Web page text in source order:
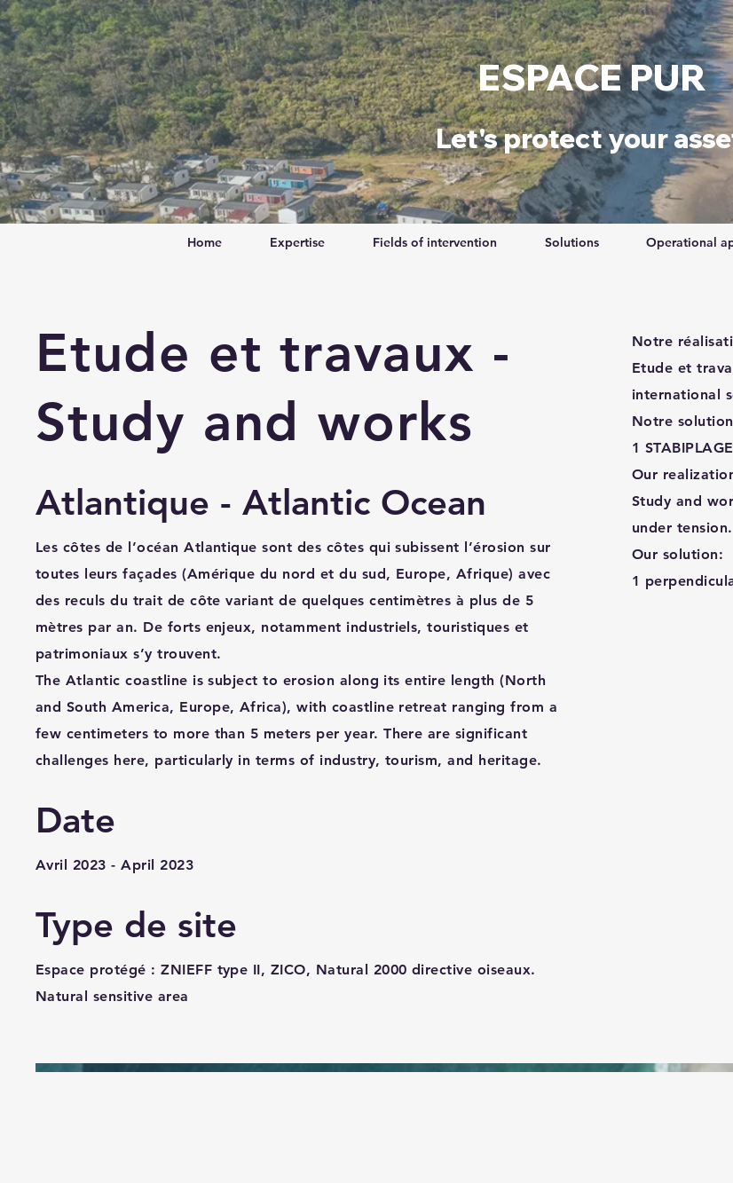
ESPACE PUR
​Let's protect your
Home Expertise Fields of intervention Solutions Operational
Etude et travaux -
Study and works
Atlantique - Atlantic Ocean
Les côtes de l’océan Atlantique sont des côtes qui subissent l’érosion sur
toutes leurs façades (Amérique du nord et du sud, Europe, Afrique) avec
des reculs du trait de côte variant de quelques centimètres à plus de 5
mètres par an. De forts enjeux, notamment industriels, touristiques et
patrimoniaux s’y trouvent.
The Atlantic coastline is subject to erosion along its entire length (North
and South America, Europe, Africa), with coastline retreat ranging from a
few centimeters to more than 5 meters per year. There are significant
challenges here, particularly in terms of industry, tourism, and heritage.
Date
Avril 2023 - April 2023
Type de site
Espace protégé : ZNIEFF type II, ZICO, Natural 2000 directive oiseaux.
Natural sensitive area
Notre
Etude et
international
Notre
1
Our
Study and
under tension.
Our solution:
1